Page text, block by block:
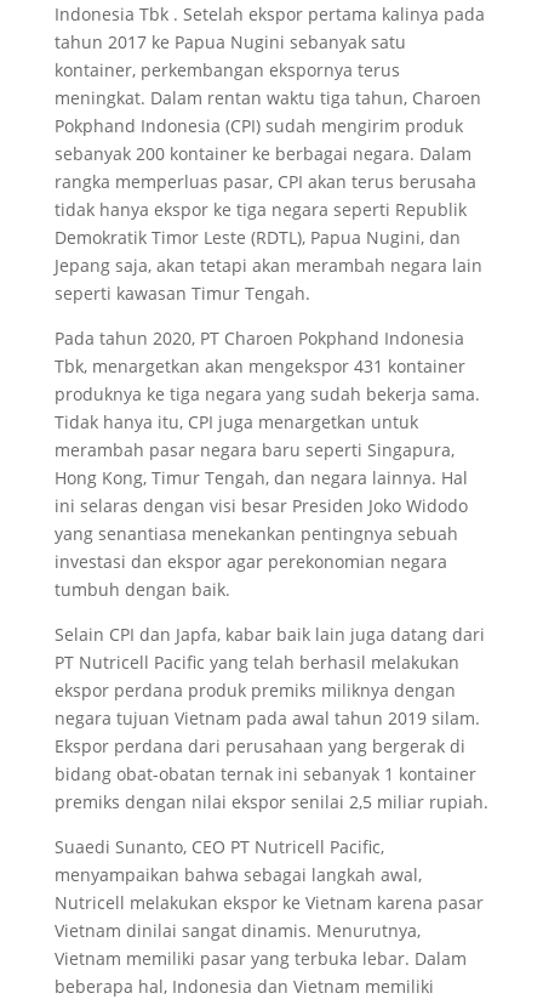
Indonesia Tbk . Setelah ekspor pertama kalinya pada
tahun 2017 ke Papua Nugini sebanyak satu
kontainer, perkembangan ekspornya terus
meningkat. Dalam rentan waktu tiga tahun, Charoen
Pokphand Indonesia (CPI) sudah mengirim produk
sebanyak 200 kontainer ke berbagai negara. Dalam
rangka memperluas pasar, CPI akan terus berusaha
tidak hanya ekspor ke tiga negara seperti Republik
Demokratik Timor Leste (RDTL), Papua Nugini, dan
Jepang saja, akan tetapi akan merambah negara lain
seperti kawasan Timur Tengah.
Pada tahun 2020, PT Charoen Pokphand Indonesia
Tbk, menargetkan akan mengekspor 431 kontainer
produknya ke tiga negara yang sudah bekerja sama.
Tidak hanya itu, CPI juga menargetkan untuk
merambah pasar negara baru seperti Singapura,
Hong Kong, Timur Tengah, dan negara lainnya. Hal
ini selaras dengan visi besar Presiden Joko Widodo
yang senantiasa menekankan pentingnya sebuah
investasi dan ekspor agar perekonomian negara
tumbuh dengan baik.
Selain CPI dan Japfa, kabar baik lain juga datang dari
PT Nutricell Pacific yang telah berhasil melakukan
ekspor perdana produk premiks miliknya dengan
negara tujuan Vietnam pada awal tahun 2019 silam.
Ekspor perdana dari perusahaan yang bergerak di
bidang obat-obatan ternak ini sebanyak 1 kontainer
premiks dengan nilai ekspor senilai 2,5 miliar rupiah.
Suaedi Sunanto, CEO PT Nutricell Pacific,
menyampaikan bahwa sebagai langkah awal,
Nutricell melakukan ekspor ke Vietnam karena pasar
Vietnam dinilai sangat dinamis. Menurutnya,
Vietnam memiliki pasar yang terbuka lebar. Dalam
beberapa hal, Indonesia dan Vietnam memiliki